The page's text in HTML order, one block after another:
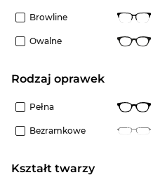
Browline
Owalne
rodzaj oprawek
Pełna
Bezramkowe
kształt twarzy